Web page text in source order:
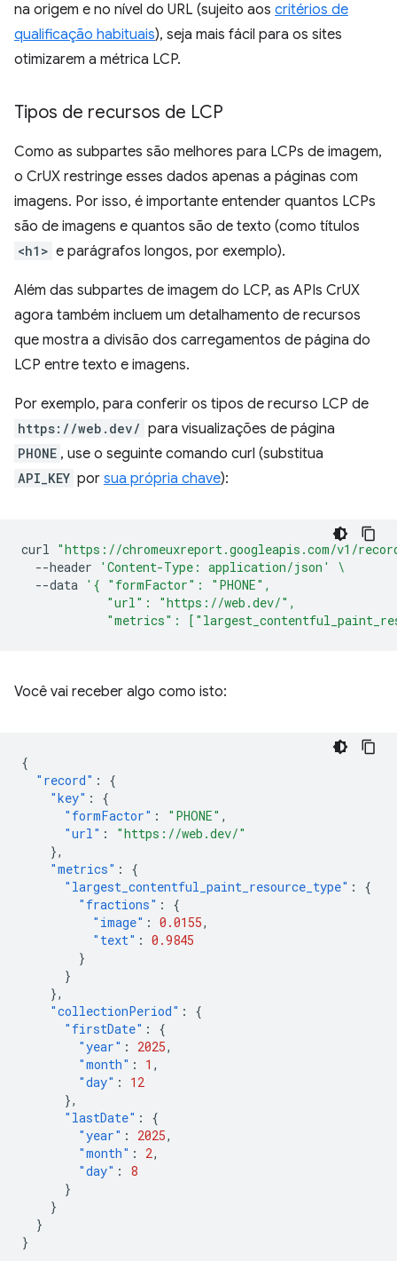
na origem e no nível do URL (sujeito aos critérios de
qualificação habituais), seja mais fácil para os sites
otimizarem a métrica LCP.
Tipos de recursos de LCP
Como as subpartes são melhores para LCPs de imagem,
o CrUX restringe esses dados apenas a páginas com
imagens. Por isso, é importante entender quantos LCPs
são de imagens e quantos são de texto (como títulos
<h1> e parágrafos longos, por exemplo).
Além das subpartes de imagem do LCP, as APIs CrUX
agora também incluem um detalhamento de recursos
que mostra a divisão dos carregamentos de página do
LCP entre texto e imagens.
Por exemplo, para conferir os tipos de recurso LCP de
https://web.dev/ para visualizações de página
PHONE , use o seguinte comando curl (substitua
API_KEY por sua própria chave):
curl "https://chromeuxreport.googleapis.com/v1/
--header
'Content-Type: application/json'
\
--data '{ "formFactor": "PHONE",
            "url": "https://web.dev/",
"metrics":
Você vai receber algo como isto:
{
"record" :
{
"key" :
{
"formFactor" : "PHONE" ,
"url" :
"https://web.dev/"
},
"metrics" :
{
"largest_contentful_paint_resource_type" :
{
"fractions" :
{
"image" : 0.0155,
"text" : 0.9845
}
}
},
"collectionPeriod" :
{
"firstDate" :
{
"year" : 2025,
"month" : 1 ,
"day" :
12
},
"lastDate" :
{
"year" : 2025,
"month" : 2,
"day" :
8
}
}
}
}